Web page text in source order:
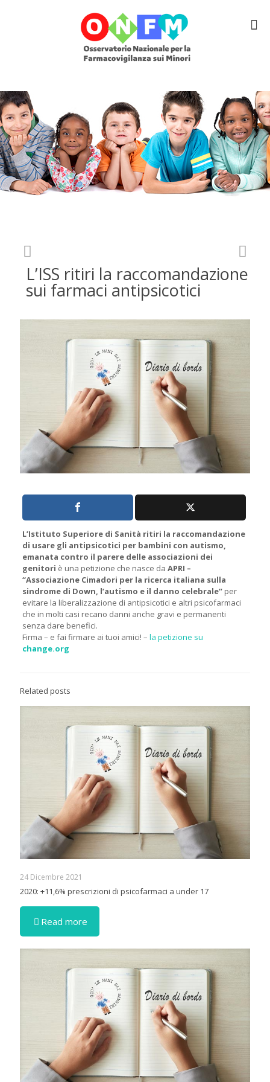
L’ISS ritiri la raccomandazione
sui farmaci antipsicotici
L’Istituto Superiore di Sanità ritiri la raccomandazione
di usare gli antipsicotici per bambini con autismo,
emanata contro il parere delle associazioni dei
genitori è una petizione che nasce da APRI –
“Associazione Cimadori per la ricerca italiana sulla
sindrome di Down, l’autismo e il danno celebrale”per
evitare la liberalizzazione di antipsicotici e altri psicofarmaci
che in molti casi recano danni anche gravi e permanenti
senza dare benefici.
Firma – e fai firmare ai tuoi amici! – la petizione su
change.org
Related posts
24 Dicembre 2021
2020: +11,6% prescrizioni di psicofarmaci a under 17
Read more